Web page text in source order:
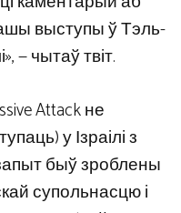
выступы ў Тэль-
— чытаў твіт.
Attack не
у Ізраілі з
быў зроблены
супольнасцю і